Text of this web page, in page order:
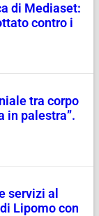
di Mediaset:
contro i
tra corpo
in palestra”.
servizi al
Lipomo con